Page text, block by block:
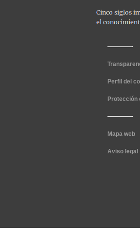
Perfil del
Protección
Mapa web
Aviso legal